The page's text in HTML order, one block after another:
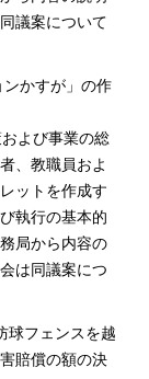
議案について
かすが」の作
よび事業の総
、教職員およ
ットを作成す
執行の基本的
局から内容の
は同議案につ
フェンスを越
賠償の額の決